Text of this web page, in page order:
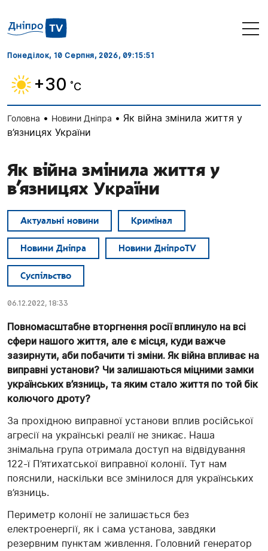
Понеділок, 10 Серпня, 2026, 09:15:52
+30 ˚C
Головна • Новини Дніпра • Як війна змінила життя у
в’язницях України
Як війна змінила життя у
в’язницях України
Актуальні новини Кримінал
Новини Дніпра Новини ДніпроTV
Суспільство
06.12.2022, 18:33
Повномасштабне вторгнення росії вплинуло на всі
сфери нашого життя, але є місця, куди важче
зазирнути, аби побачити ті зміни. Як війна впливає на
виправні установи? Чи залишаються міцними замки
українських в’язниць, та яким стало життя по той бік
колючого дроту?
За прохідною виправної установи вплив російської
агресії на українські реалії не зникає. Наша
знімальна група отримала доступ на відвідування
122-ї П’ятихатської виправної колонії. Тут нам
пояснили, наскільки все змінилося для українських
в’язниць.
Периметр колонії не залишається без
електроенергії, як і сама установа, завдяки
резервним пунктам живлення. Головний генератор